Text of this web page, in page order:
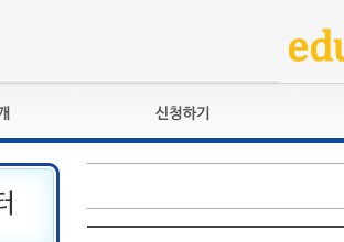
교육훈련